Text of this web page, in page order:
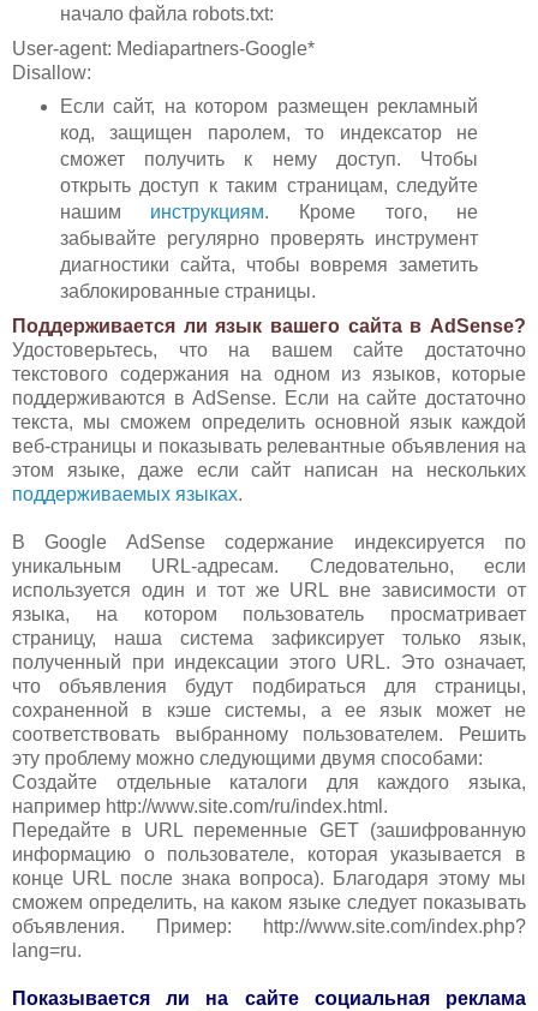
начало файла robots.txt:
User-agent: Mediapartners-Google*
Disallow:
Если сайт, на котором размещен рекламный
код, защищен паролем, то индексатор не
сможет получить к нему доступ. Чтобы
открыть доступ к таким страницам, следуйте
нашим инструкциям. Кроме того, не
забывайте регулярно проверять инструмент
диагностики сайта, чтобы вовремя заметить
заблокированные страницы.
Поддерживается ли язык вашего сайта в AdSense?
Удостоверьтесь, что на вашем сайте достаточно
текстового содержания на одном из языков, которые
поддерживаются в AdSense. Если на сайте достаточно
текста, мы сможем определить основной язык каждой
веб-страницы и показывать релевантные объявления на
этом языке, даже если сайт написан на нескольких
поддерживаемых языках.
В Google AdSense содержание индексируется по
уникальным URL-адресам. Следовательно, если
используется один и тот же URL вне зависимости от
языка, на котором пользователь просматривает
страницу, наша система зафиксирует только язык,
полученный при индексации этого URL. Это означает,
что объявления будут подбираться для страницы,
сохраненной в кэше системы, а ее язык может не
соответствовать выбранному пользователем. Решить
эту проблему можно следующими двумя способами:
Создайте отдельные каталоги для каждого языка,
например http://www.site.com/ru/index.html.
Передайте в URL переменные GET (зашифрованную
информацию о пользователе, которая указывается в
конце URL после знака вопроса). Благодаря этому мы
сможем определить, на каком языке следует показывать
объявления. Пример: http://www.site.com/index.php?
lang=ru.
Показывается ли на сайте социальная реклама